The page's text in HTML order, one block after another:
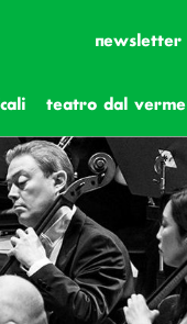
newsletter
teatro dal verme